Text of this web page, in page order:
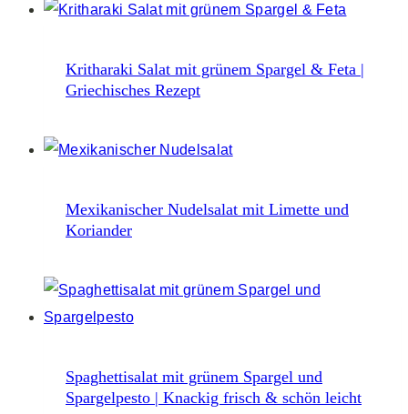
Kritharaki Salat mit grünem Spargel & Feta |
Griechisches Rezept
Mexikanischer Nudelsalat mit Limette und
Koriander
Spaghettisalat mit grünem Spargel und
Spargelpesto | Knackig frisch & schön leicht